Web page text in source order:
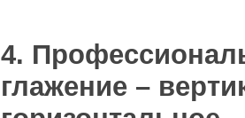
4.
глажение –